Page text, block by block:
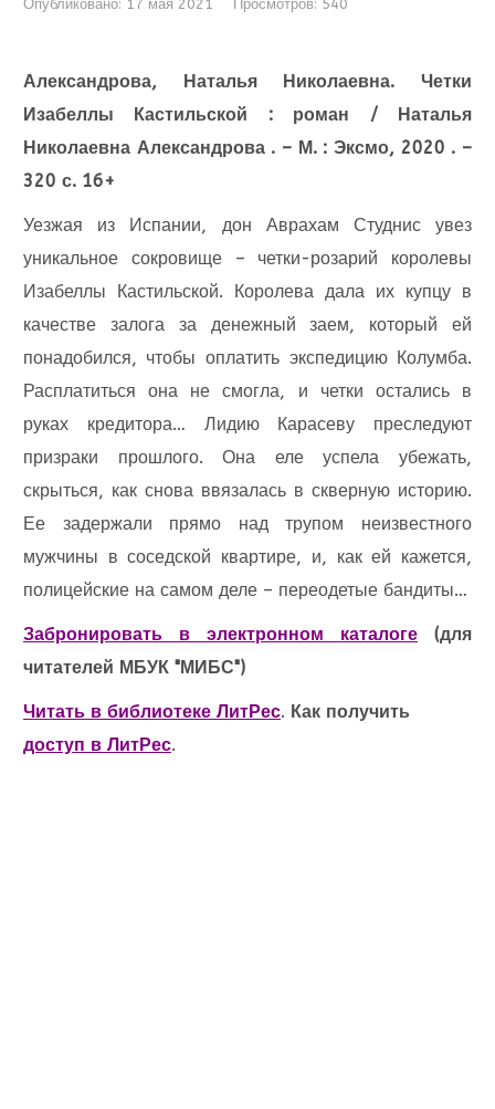
Опубликовано: 17 мая 2021
Просмотров: 540
Александрова, Наталья Николаевна. Четки
Изабеллы Кастильской : роман / Наталья
Николаевна Александрова . – М. : Эксмо, 2020 . –
320 с. 16+
Уезжая из Испании, дон Аврахам Студнис увез
уникальное сокровище – четки-розарий королевы
Изабеллы Кастильской. Королева дала их купцу в
качестве залога за денежный заем, который ей
понадобился, чтобы оплатить экспедицию Колумба.
Расплатиться она не смогла, и четки остались в
руках кредитора… Лидию Карасеву преследуют
призраки прошлого. Она еле успела убежать,
скрыться, как снова ввязалась в скверную историю.
Ее задержали прямо над трупом неизвестного
мужчины в соседской квартире, и, как ей кажется,
полицейские на самом деле – переодетые бандиты…
Забронировать в электронном каталоге (для
читателей МБУК "МИБС")
Читать в библиотеке ЛитРес. Как получить
доступ в ЛитРес.